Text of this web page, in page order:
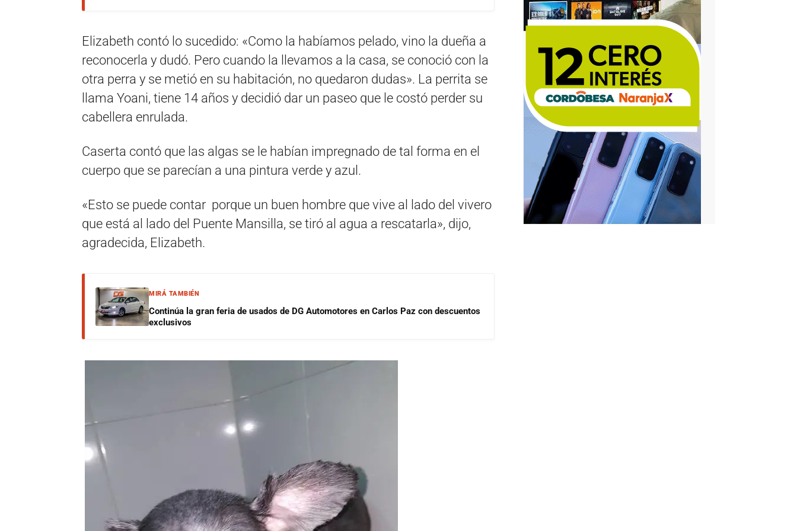
Elizabeth contó lo sucedido: «Como la habíamos pelado, vino la dueña a
reconocerla y dudó. Pero cuando la llevamos a la casa, se conoció con la
otra perra y se metió en su habitación, no quedaron dudas». La perrita se
llama Yoani, tiene 14 años y decidió dar un paseo que le costó perder su
cabellera enrulada.
Caserta contó que las algas se le habían impregnado de tal forma en el
cuerpo que se parecían a una pintura verde y azul.
«Esto se puede contar porque un buen hombre que vive al lado del vivero
que está al lado del Puente Mansilla, se tiró al agua a rescatarla», dijo,
agradecida, Elizabeth.
MIRÁ TAMBIÉN
Continúa la gran feria de usados de DG Automotores en Carlos Paz con descuentos
exclusivos